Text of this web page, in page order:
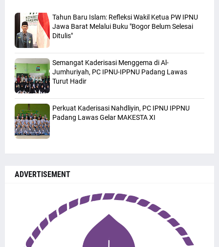
Tahun Baru Islam: Refleksi Wakil Ketua PW IPNU
Jawa Barat Melalui Buku "Bogor Belum Selesai
Ditulis"
Semangat Kaderisasi Menggema di Al-
Jumhuriyah, PC IPNU-IPPNU Padang Lawas
Turut Hadir
Perkuat Kaderisasi Nahdliyin, PC IPNU IPPNU
Padang Lawas Gelar MAKESTA XI
ADVERTISEMENT